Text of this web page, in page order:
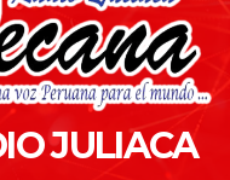
JULIACA